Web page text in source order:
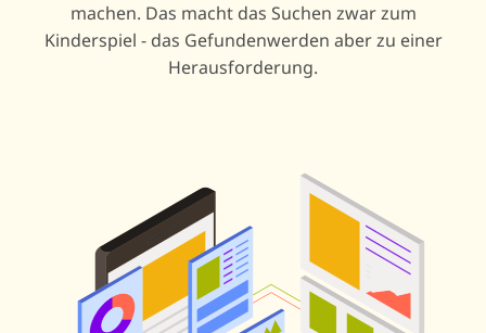
machen. Das macht das Suchen zwar zum
Kinderspiel - das Gefundenwerden aber zu einer
Herausforderung.